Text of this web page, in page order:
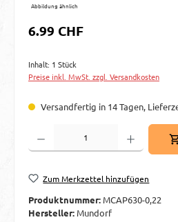
Abbildung ähnlich
Regulärer Preis:
6.99 CHF
Inhalt: 1 Stück
Preise inkl. MwSt. zzgl. Versandkosten
Versandfertig in 14 Tagen,
Produkt Anzahl: Gib den gewünschten
Zum Merkzettel hinzufügen
Produktnummer: MCAP630-0,22
Hersteller: Mundorf